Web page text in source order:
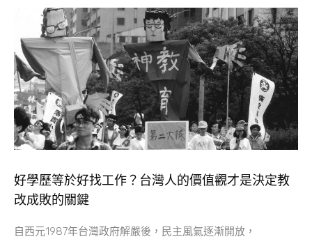
好學歷等於好找工作？台灣人的價值觀才是決定教
改成敗的關鍵
自西元1987年台灣政府解嚴後，民主風氣逐漸開放，